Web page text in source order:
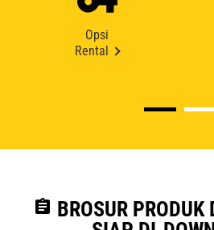
Opsi
Rental
assignment BROSUR